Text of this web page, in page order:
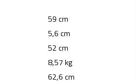
59 cm
5,6 cm
52 cm
8,57 kg
62,6 cm